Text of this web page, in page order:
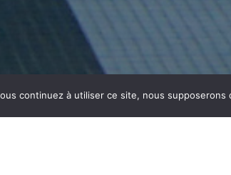
continuez à utiliser ce site, nous